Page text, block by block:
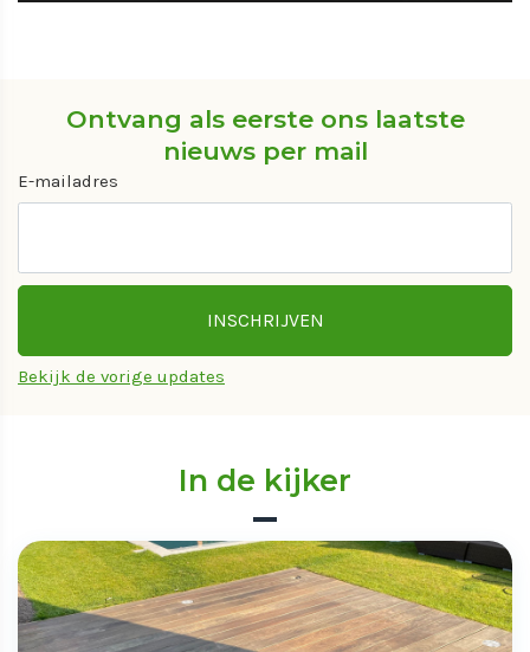
Ontvang als eerste ons laatste
nieuws per mail
E-mailadres
Bekijk de vorige updates
In de kijker